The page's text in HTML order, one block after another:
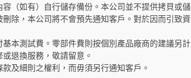
（如有）自行儲存備份。本公司並不提供拷貝或儲
除，本公司將不會預先通知客戶。對於因而引致
本測試費。零部件費則按個別產品廠商的建議另計
退換服務，敬請留意。
及細則之權利，而毋須另行通知客戶。